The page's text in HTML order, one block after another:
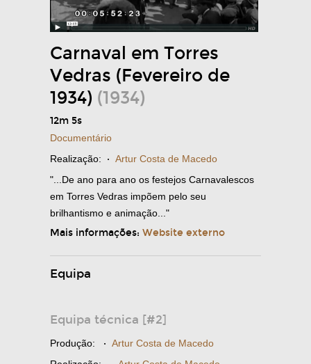
Carnaval em Torres
Vedras (Fevereiro de
1934) (1934)
12m 5s
Documentário
Realização: · Artur Costa de Macedo
"...De ano para ano os festejos Carnavalescos
em Torres Vedras impõem pelo seu
brilhantismo e animação..."
Mais informações: Website externo
Equipa
Equipa técnica [#2]
Produção: · Artur Costa de Macedo